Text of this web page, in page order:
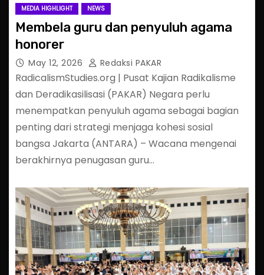
MEDIA HIGHLIGHT NEWS
Membela guru dan penyuluh agama
honorer
May 12, 2026 Redaksi PAKAR
RadicalismStudies.org | Pusat Kajian Radikalisme
dan Deradikasilisasi (PAKAR) Negara perlu
menempatkan penyuluh agama sebagai bagian
penting dari strategi menjaga kohesi sosial
bangsa Jakarta (ANTARA) – Wacana mengenai
berakhirnya penugasan guru…